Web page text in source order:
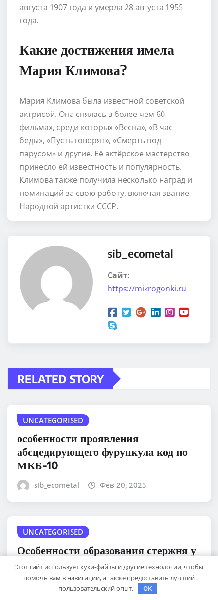
августа 1907 года и умерла 28 августа 1955
года.
Какие достижения имела
Мария Климова?
Мария Климова была известной советской
актрисой. Она снялась в более чем 60
фильмах, среди которых «Весна», «В час
беды», «Пусть говорят», «Смерть под
парусом» и другие. Её актёрское мастерство
принесло ей известность и популярность.
Климова также получила несколько наград и
номинаций за свою работу, включая звание
Народной артистки СССР.
sib_ecometal
Сайт:
https://mikrogonki.ru
RELATED STORY
UNCATEGORISED
особенности проявления
абсцедирующего фурункула код по
МКБ-10
sib_ecometal Фев 20, 2023
UNCATEGORISED
Особенности образования стержня у
фурункула
sib_ecometal Фев 20, 2023
Этот сайт использует куки-файлы и другие технологии, чтобы
помочь вам в навигации, а также предоставить лучший
пользовательский опыт.
OK